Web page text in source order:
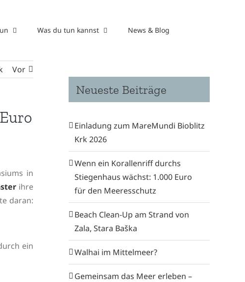
Was du tun kannst News & Blog
Vor
in
ihre
daran:
ein
Neueste Beiträge
Einladung zum MareMundi Bioblitz
Krk 2026
Wenn ein Korallenriff durchs
Stiegenhaus wächst: 1.000 Euro
für den Meeresschutz
Beach Clean-Up am Strand von
Zala, Stara Baška
Walhai im Mittelmeer?
Gemeinsam das Meer erleben –